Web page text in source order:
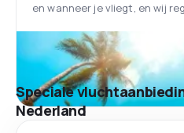
en wanneer je vliegt, en wij
Speciale
Nederland